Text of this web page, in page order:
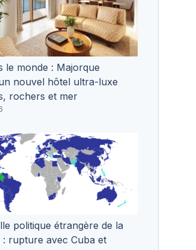
le monde : Majorque
nouvel hôtel ultra-luxe
rochers et mer
politique étrangère de la
: rupture avec Cuba et